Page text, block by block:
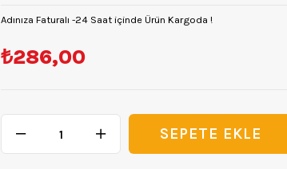
Adınıza Faturalı -24 Saat içinde Ürün Kargoda !
₺286,00